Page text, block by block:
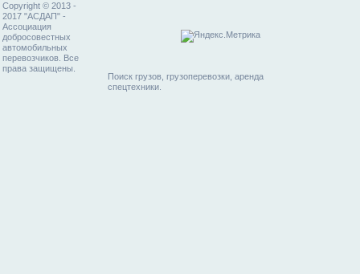
Copyright © 2013 -
2017 "АСДАП" -
Ассоциация
добросовестных
автомобильных
перевозчиков. Все
права защищены.
Поиск грузов, грузоперевозки, аренда
спецтехники.